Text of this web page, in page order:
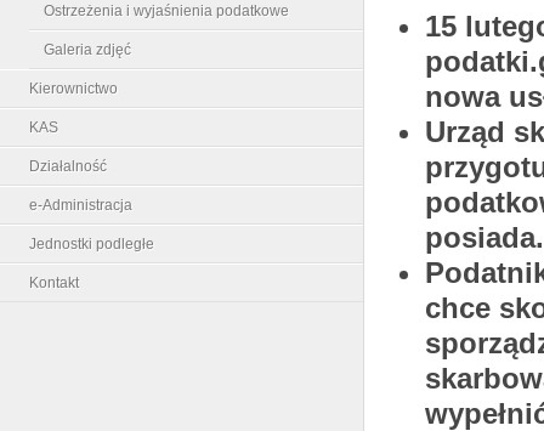
Ostrzeżenia i wyjaśnienia podatkowe
Galeria zdjęć
Kierownictwo
KAS
Działalność
e-Administracja
Jednostki podległe
Kontakt
15
nowa
Urząd
posiada.
chce